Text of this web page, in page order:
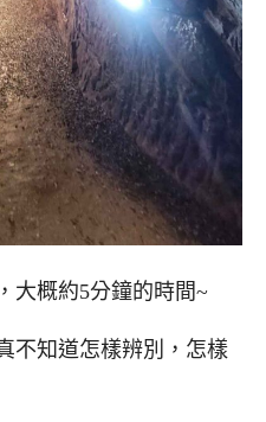
大概約5分鐘的時間~
不知道怎樣辨別，怎樣